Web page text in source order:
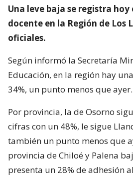
Una leve baja se registra hoy
docente en la Región de Los
oficiales.
Según informó la Secretaría
Educación, en la región hay
34%, un punto menos que ayer.
Por provincia, la de Osorno
cifras con un 48%, le sigue
también un punto menos que
provincia de Chiloé y Palena
presenta un 28% de adhesión